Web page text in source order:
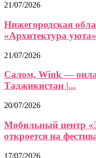
21/07/2026
Нижегородская
«Архитектура
21/07/2026
Салом, Wink —
Таджикистан |...
20/07/2026
Мобильный центр
откроется на
17/07/2026